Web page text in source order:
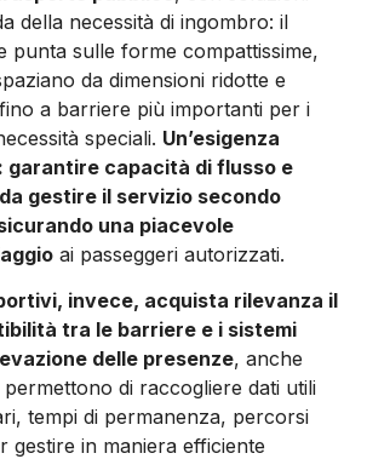
della necessità di ingombro: il
punta sulle forme compattissime,
da dimensioni ridotte e
a barriere più importanti per i
speciali. Un’esigenza
garantire capacità di flusso e
gestire il servizio secondo
una piacevole
ai passeggeri autorizzati.
invece, acquista rilevanza il
tra le barriere e i sistemi
delle presenze, anche
di raccogliere dati utili
tempi di permanenza, percorsi
gestire in maniera efficiente